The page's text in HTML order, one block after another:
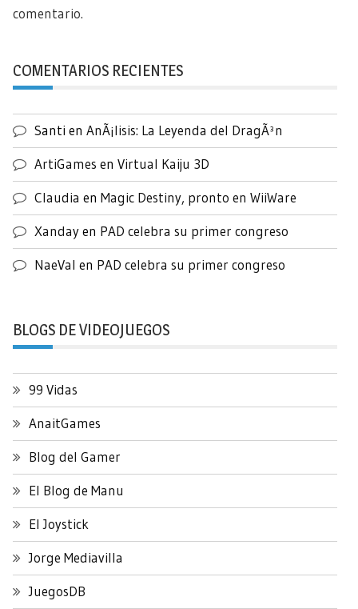
comentario.
COMENTARIOS RECIENTES
Santi en AnÃ¡lisis: La Leyenda del DragÃ³n
ArtiGames en Virtual Kaiju 3D
Claudia en Magic Destiny, pronto en WiiWare
Xandayen PAD celebra su primer congreso
NaeVal en PAD celebra su primer congreso
BLOGS DE VIDEOJUEGOS
99 Vidas
AnaitGames
Blog del Gamer
El Blog de Manu
El Joystick
Jorge Mediavilla
JuegosDB